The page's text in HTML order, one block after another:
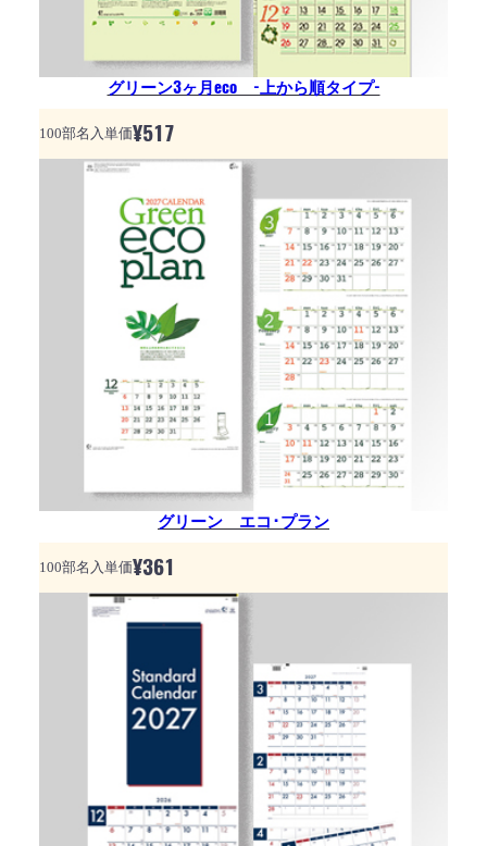
グリーン3ヶ月eco -上から順タイプ-
100部名入単価¥517
グリーン エコ･プラン
100部名入単価¥361